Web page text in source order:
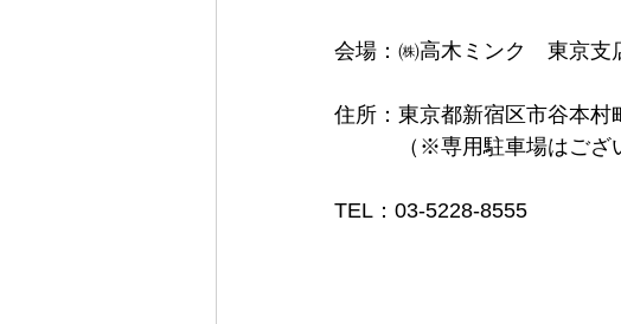
会場：㈱高木ミンク　東京支
住所：東京都新宿区市谷本村
（※専用駐車場はござい
TEL：03-5228-8555